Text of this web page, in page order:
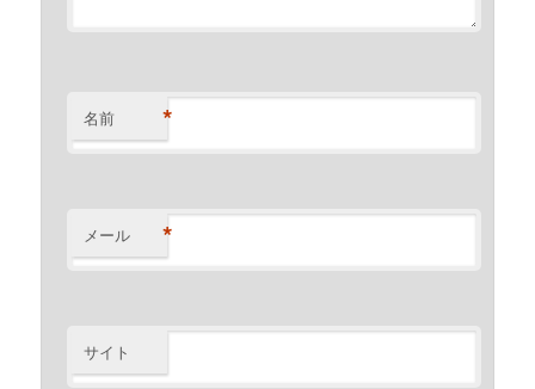
名前 *
メール *
サイト